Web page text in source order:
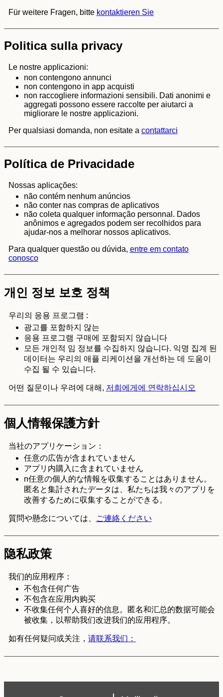
Für weitere Fragen, bitte kontaktieren Sie
Politica sulla privacy
Le nostre applicazioni:
non contengono annunci
non contengono in app acquisti
non raccogliere informazioni sensibili. Dati anonimi e
aggregati possono essere raccolte per aiutarci a
migliorare le nostre applicazioni.
Per qualsiasi domanda, non esitate a contattarci
Política de Privacidade
Nossas aplicações:
não contém nenhum anúncios
não conter nas compras de aplicativos
não coleta qualquer informação personnal. Dados
anônimos e agregados podem ser recolhidos para
ajudar-nos a melhorar nossos aplicativos.
Para qualquer questão ou dúvida, entre em contato
conosco
개인 정보 보호 정책
우리의 응용 프로그램 :
광고를 포함하지 않는
응용 프로그램 구매에 포함되지 않습니다
모든 개인적 임 정보를 수집하지 않습니다. 익명 집계 된
데이터는 우리의 애플 리케이션을 개선하는 데 도움이
수집 될 수 있습니다.
어떤 질문이나 우려에 대해, 저희에게에 연락하십시오
個人情報保護方針
当社のアプリケーション：
任意の広告が含まれていません
アプリ内購入に含まれていません
n任意の個人的な情報を収集することはありません。
匿名と集計されたデータは、私たちは我々のアプリを
改善するために収集することができる。
質問や懸念については、 ご連絡ください
隐私政策
我们的应用程序：
不包含任何广告
不包含在应用内购买
不收集任何个人喜好的信息。匿名和汇总的数据可能会
被收集，以帮助我们改进我们的应用程序。
如有任何疑问或关注， 请联系我们：